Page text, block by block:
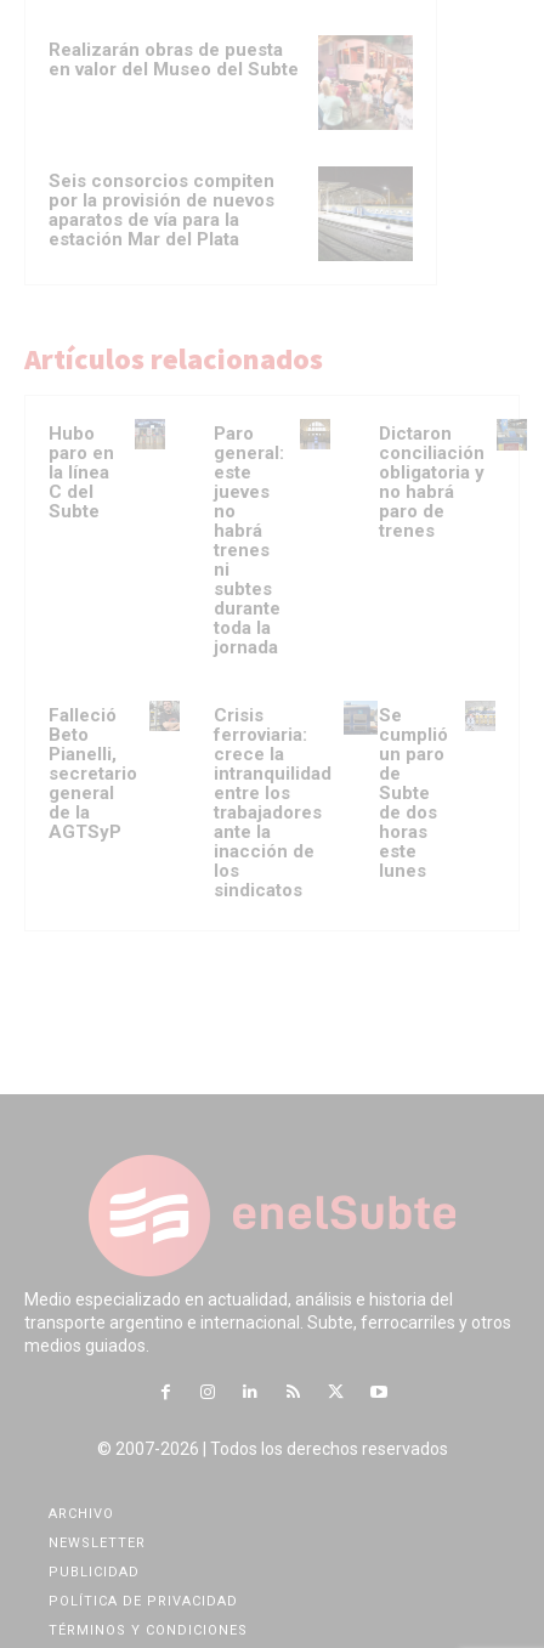
Realizarán obras de puesta
en valor del Museo del Subte
Seis consorcios compiten
por la provisión de nuevos
aparatos de vía para la
estación Mar del Plata
Artículos relacionados
Hubo
paro en
la línea
C del
Subte
Paro
general:
este
jueves
no
habrá
trenes
ni
subtes
durante
toda la
jornada
Dictaron
conciliación
obligatoria y
no habrá
paro de
trenes
Falleció
Beto
Pianelli,
secretario
general
de la
AGTSyP
Crisis
ferroviaria:
crece la
intranquilidad
entre los
trabajadores
ante la
inacción de
los
sindicatos
Se
cumplió
un paro
de
Subte
de dos
horas
este
lunes
Medio especializado en actualidad, análisis e historia del
transporte argentino e internacional. Subte, ferrocarriles y otros
medios guiados.
© 2007-2026 | Todos los derechos reservados
ARCHIVO
NEWSLETTER
PUBLICIDAD
POLÍTICA DE PRIVACIDAD
TÉRMINOS Y CONDICIONES